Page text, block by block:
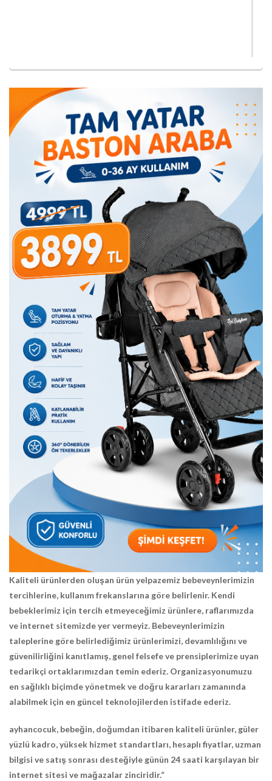
Kaliteli ürünlerden oluşan ürün yelpazemiz bebeveynlerimizin
tercihlerine, kullanım frekanslarına göre belirlenir. Kendi
bebeklerimiz için tercih etmeyeceğimiz ürünlere, raflarımızda
ve internet sitemizde yer vermeyiz. Bebeveynlerimizin
taleplerine göre belirlediğimiz ürünlerimizi, devamlılığını ve
güvenilirliğini kanıtlamış, genel felsefe ve prensiplerimize uyan
tedarikçi ortaklarımızdan temin ederiz. Organizasyonumuzu
en sağlıklı biçimde yönetmek ve doğru kararları zamanında
alabilmek için en güncel teknolojilerden istifade ederiz.
ayhancocuk, bebeğin, doğumdan itibaren kaliteli ürünler, güler
yüzlü kadro, yüksek hizmet standartları, hesaplı fiyatlar, uzman
bilgisi ve satış sonrası desteğiyle günün 24 saati karşılayan bir
internet sitesi ve mağazalar zinciridir.“